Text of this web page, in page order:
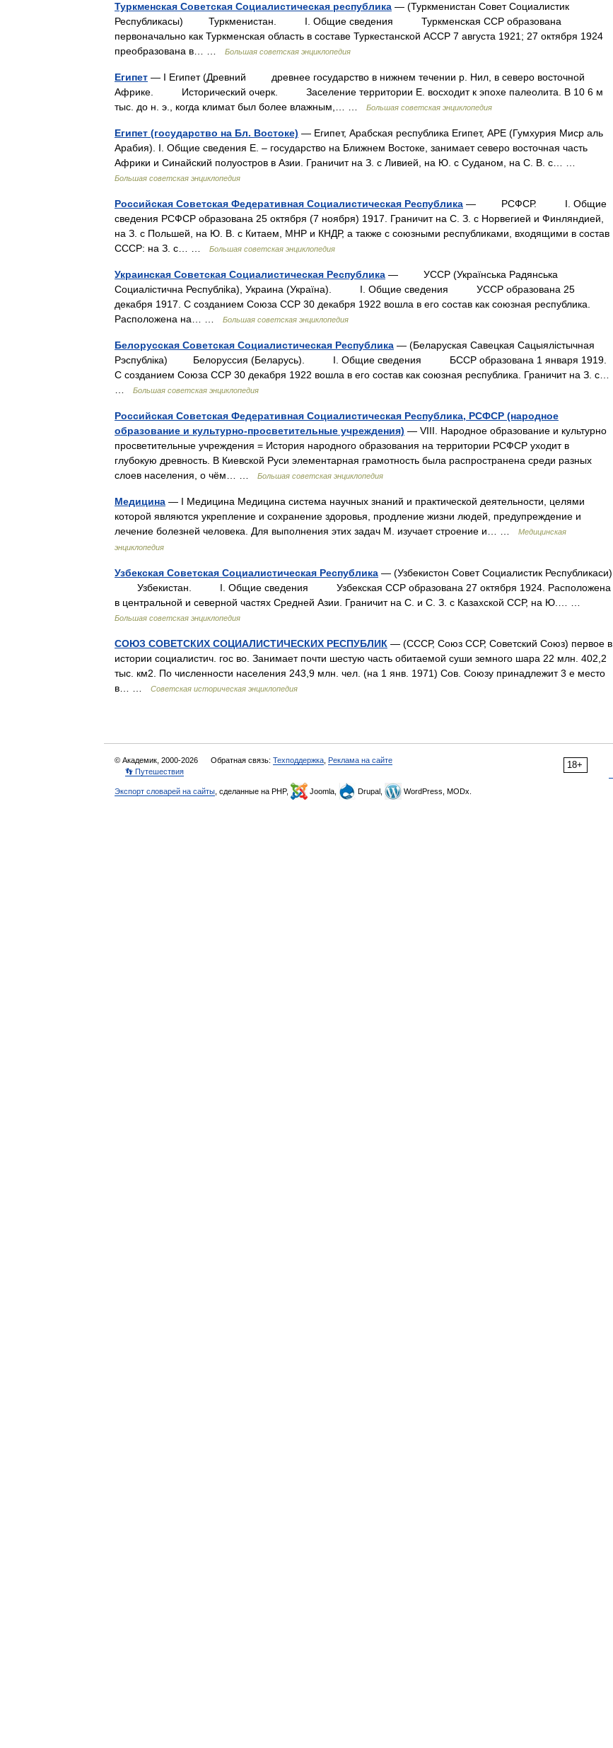
Туркменская Советская Социалистическая республика — (Туркменистан Совет Социалистик
Республикасы) Туркменистан. I. Общие сведения Туркменская ССР образована
первоначально как Туркменская область в составе Туркестанской АССР 7 августа 1921; 27 октября 1924
преобразована в… …
Большая советская энциклопедия
Египет — I Египет (Древний древнее государство в нижнем течении р. Нил, в северо восточной
Африке. Исторический очерк. Заселение территории Е. восходит к эпохе палеолита. В 10 6 м
тыс. до н. э., когда климат был более влажным,… …
Большая советская энциклопедия
Египет (государство на Бл. Востоке) — Египет, Арабская республика Египет, АРЕ (Гумхурия Миср аль
Арабия). I. Общие сведения E. ‒ государство на Ближнем Востоке, занимает северо восточная часть
Африки и Синайский полуостров в Азии. Граничит на З. с Ливией, на Ю. с Суданом, на С. В. с… …
Большая советская энциклопедия
Российская Советская Федеративная Социалистическая Республика — РСФСР. I. Общие
сведения РСФСР образована 25 октября (7 ноября) 1917. Граничит на С. З. с Норвегией и Финляндией,
на З. с Польшей, на Ю. В. с Китаем, МНР и КНДР, а также с союзными республиками, входящими в состав
СССР: на З. с… …
Большая советская энциклопедия
Украинская Советская Социалистическая Республика — УССР (Украïнська Радянська
Социалicтична Республika), Украина (Украïна). I. Общие сведения УССР образована 25
декабря 1917. С созданием Союза ССР 30 декабря 1922 вошла в его состав как союзная республика.
Расположена на… …
Большая советская энциклопедия
Белорусская Советская Социалистическая Республика — (Беларуская Савецкая Сацыялicтычная
Рэспублiкa) Белоруссия (Беларусь). I. Общие сведения БССР образована 1 января 1919.
С созданием Союза ССР 30 декабря 1922 вошла в его состав как союзная республика. Граничит на З. с…
Большая советская энциклопедия
Российская Советская Федеративная Социалистическая Республика, РСФСР (народное
образование и культурно-просветительные учреждения) — VIII. Народное образование и культурно
просветительные учреждения = История народного образования на территории РСФСР уходит в
глубокую древность. В Киевской Руси элементарная грамотность была распространена среди разных
слоев населения, о чём… …
Большая советская энциклопедия
Медицина — I Медицина Медицина система научных знаний и практической деятельности, целями
которой являются укрепление и сохранение здоровья, продление жизни людей, предупреждение и
лечение болезней человека. Для выполнения этих задач М. изучает строение и… …
Медицинская
энциклопедия
Узбекская Советская Социалистическая Республика — (Узбекистон Совет Социалистик Республикаси)
Узбекистан. I. Общие сведения Узбекская ССР образована 27 октября 1924. Расположена
в центральной и северной частях Средней Азии. Граничит на С. и С. З. с Казахской ССР, на Ю.… …
Большая советская энциклопедия
СОЮЗ СОВЕТСКИХ СОЦИАЛИСТИЧЕСКИХ РЕСПУБЛИК — (СССР, Союз ССР, Советский Союз) первое в
истории социалистич. гос во. Занимает почти шестую часть обитаемой суши земного шара 22 млн. 402,2
тыс. км2. По численности населения 243,9 млн. чел. (на 1 янв. 1971) Сов. Союзу принадлежит 3 е место
в… …
Советская историческая энциклопедия
18+
© Академик, 2000-2026 Обратная связь: Техподдержка Реклама на сайте
👣 Путешествия
Экспорт словарей на сайты , сделанные на PHP, Joomla, Drupal, WordPress, MODx.